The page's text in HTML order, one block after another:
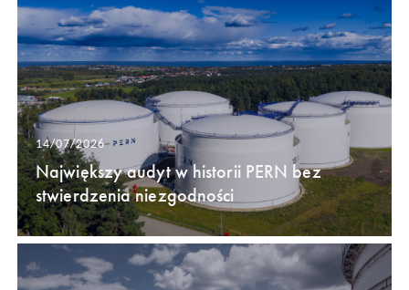
14/07/2026
Największy audyt w historii PERN bez
stwierdzenia niezgodności